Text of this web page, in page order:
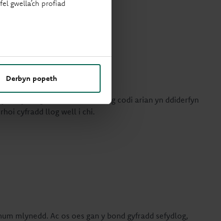
gwella’ch profiad
Derbyn popeth
ôl yr angen. Dewiswch rhwng codi arian yn ddiderfyn
cyfradd llog well i chi.
mlynedd. Ac os oes gan y bond gyfradd sefydlog,